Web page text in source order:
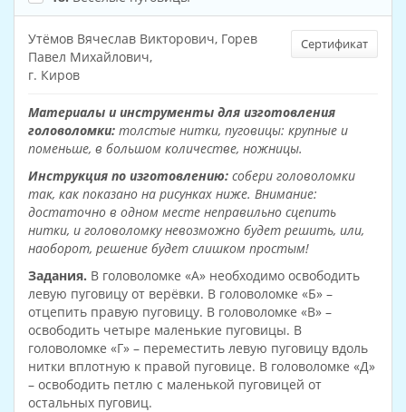
Сертификат
Утёмов Вячеслав Викторович, Горев
Павел Михайлович,
г. Киров
Материалы и инструменты для изготовления
головоломки: толстые нитки, пуговицы: крупные и
поменьше, в большом количестве, ножницы.
Инструкция по изготовлению: собери головоломки
так, как показано на рисунках ниже. Внимание:
достаточно в одном месте неправильно сцепить
нитки, и головоломку невозможно будет решить, или,
наоборот, решение будет слишком простым!
Задания. В головоломке «А» необходимо освободить
левую пуговицу от верёвки. В головоломке «Б» –
отцепить правую пуговицу. В головоломке «В» –
освободить четыре маленькие пуговицы. В
головоломке «Г» – переместить левую пуговицу вдоль
нитки вплотную к правой пуговице. В головоломке «Д»
– освободить петлю с маленькой пуговицей от
остальных пуговиц.